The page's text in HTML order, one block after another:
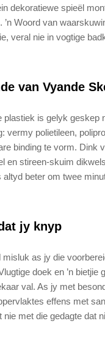
dekoratiewe spieël
Woord van
veral nie in vogtige
van Vyande
is gelyk
vermy polietileen,
binding te vorm.
stireen-skuim
beter om twee
jy knyp
as jy die
doek en ’n
val. As jy met
effens met
met die gedagte